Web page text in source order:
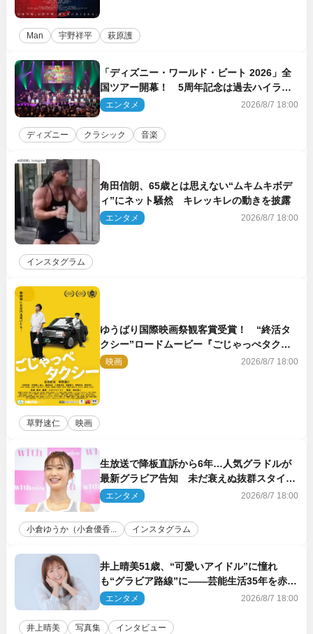
Man 宇野祥平 萩原護
「ディズニー・ワールド・ビート 2026」全
国ツアー開幕！ 5周年記念は過去ハイライ
ト＆クルーズ旅を大満喫！【潜入レポート】
エンタメ 2026/8/7 18:00
ディズニー クラシック 音楽
角田信朗、65歳とは思えない“ムキムキボデ
ィ”にネット騒然 キレッキレの動きを披露
エンタメ 2026/8/7 18:00
インスタグラム
ゆうばり国際映画祭観客賞受賞！ “終活タ
クシー”ロードムービー『ごじゃっぺタクシ
ー』10月公開＆予告解禁
映画 2026/8/7 18:00
草野速仁 映画
生放送で降板直訴から6年…人気グラドルが
最新グラビア告知 未だ衰えぬ抜群スタイル
に反響
エンタメ 2026/8/7 18:00
小倉ゆうか（小倉優香... インスタグラム
井上晴美51歳、“可愛いアイドル”に憧れ
も“グラビア路線”に――芸能生活35年を赤
裸々に語る 27年ぶりに写真集発売
エンタメ 2026/8/7 18:00
井上晴美 写真集 インタビュー